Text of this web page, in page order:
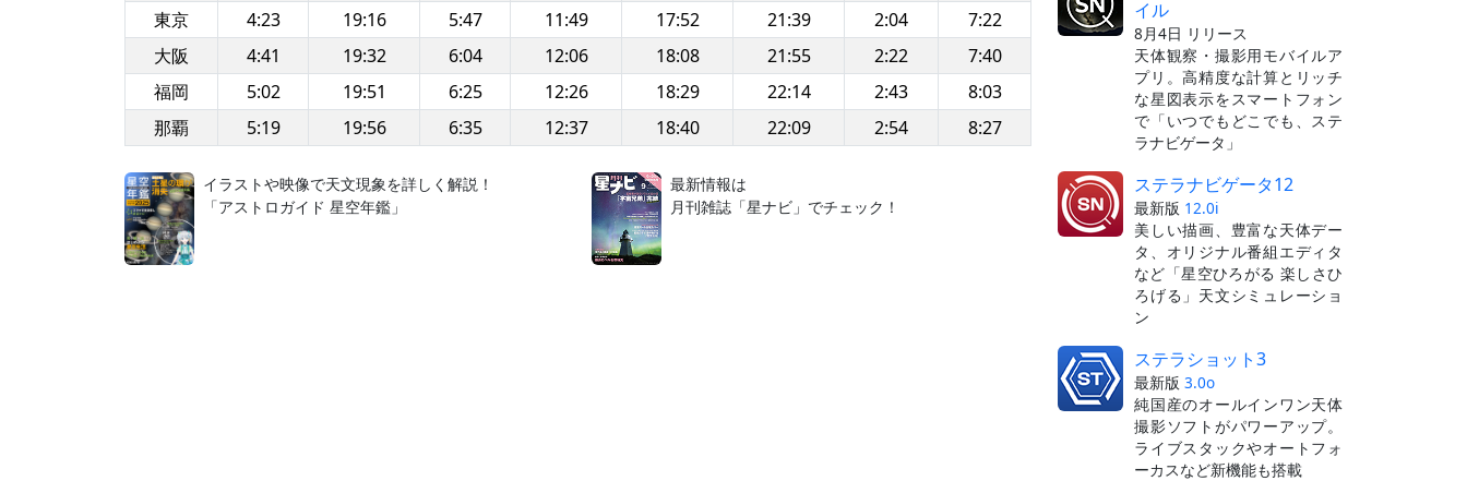
東京
4:23 19:16 5:47 11:49 17:52 21:39 2:04
7:22
大阪
4:41 19:32 6:04 12:06 18:08 21:55 2:22
7:40
福岡
5:02 19:51 6:25 12:26 18:29 22:14 2:43
8:03
那覇
5:19 19:56 6:35 12:37 18:40 22:09 2:54 8:27
イラストや映像で天文現象を詳しく解説！
「アストロガイド 星空年鑑」
最新情報は
月刊雑誌「星ナビ」でチェック！
イル
8月4日 リリース
天体観察・撮影用モバイルア
プリ。高精度な計算とリッチ
な星図表示をスマートフォン
で「いつでもどこでも、ステ
ラナビゲータ」
ステラナビゲータ12
最新版 12.0i
美しい描画、豊富な天体デー
タ、オリジナル番組エディタ
など「星空ひろがる 楽しさひ
ろげる」天文シミュレーショ
ン
ステラショット3
最新版 3.0o
純国産のオールインワン天体
撮影ソフトがパワーアップ。
ライブスタックやオートフォ
ーカスなど新機能も搭載